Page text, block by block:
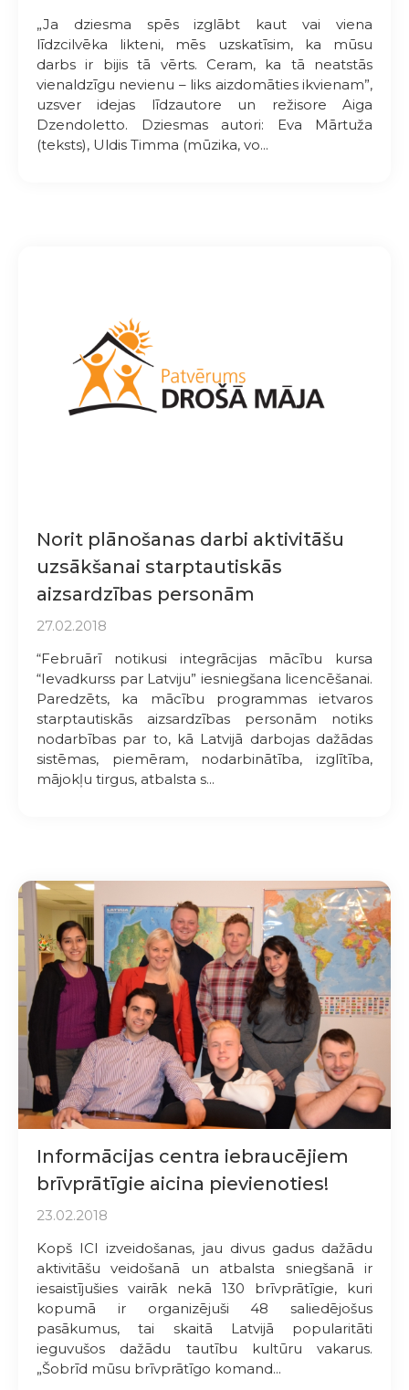
„Ja dziesma spēs izglābt kaut vai viena
līdzcilvēka likteni, mēs uzskatīsim, ka mūsu
darbs ir bijis tā vērts. Ceram, ka tā neatstās
vienaldzīgu nevienu – liks aizdomāties ikvienam”,
uzsver idejas līdzautore un režisore Aiga
Dzendoletto. Dziesmas autori: Eva Mārtuža
(teksts), Uldis Timma (mūzika, vo...
Norit plānošanas darbi aktivitāšu
uzsākšanai starptautiskās
aizsardzības personām
27.02.2018
“Februārī notikusi integrācijas mācību kursa
“Ievadkurss par Latviju” iesniegšana licencēšanai.
Paredzēts, ka mācību programmas ietvaros
starptautiskās aizsardzības personām notiks
nodarbības par to, kā Latvijā darbojas dažādas
sistēmas, piemēram, nodarbinātība, izglītība,
mājokļu tirgus, atbalsta s...
Informācijas centra iebraucējiem
brīvprātīgie aicina pievienoties!
23.02.2018
Kopš ICI izveidošanas, jau divus gadus dažādu
aktivitāšu veidošanā un atbalsta sniegšanā ir
iesaistījušies vairāk nekā 130 brīvprātīgie, kuri
kopumā ir organizējuši 48 saliedējošus
pasākumus, tai skaitā Latvijā popularitāti
ieguvušos dažādu tautību kultūru vakarus.
„Šobrīd mūsu brīvprātīgo komand...